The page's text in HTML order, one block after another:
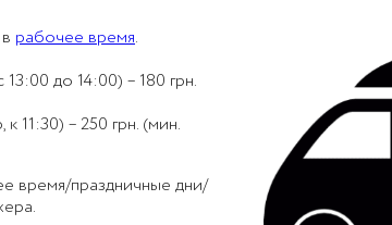
рабочее время.
до 14:00) – 180 грн.
11:30) – 250 грн. (мин.
время/праздничные дни/